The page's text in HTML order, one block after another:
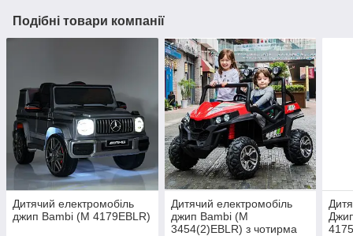
Подібні товари компанії
Дитячий електромобіль
джип Bambi (M 4179EBLR)
Дитячий електромобіль
джип Bambi (M
3454(2)EBLR) з чотирма